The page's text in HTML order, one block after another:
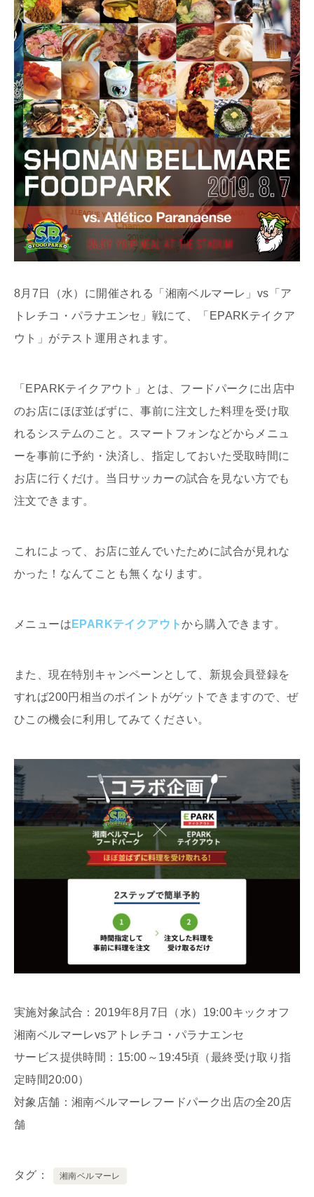
8月7日（水）に開催される「湘南ベルマーレ」vs「ア
トレチコ・パラナエンセ」戦にて、「EPARKテイクア
ウト」がテスト運用されます。
「EPARKテイクアウト」とは、フードパークに出店中
のお店にほぼ並ばずに、事前に注文した料理を受け取
れるシステムのこと。スマートフォンなどからメニュ
ーを事前に予約・決済し、指定しておいた受取時間に
お店に行くだけ。当日サッカーの試合を見ない方でも
注文できます。
これによって、お店に並んでいたために試合が見れな
かった！なんてことも無くなります。
メニューは EPARKテイクアウトから購入できます。
また、現在特別キャンペーンとして、新規会員登録を
すれば200円相当のポイントがゲットできますので、ぜ
ひこの機会に利用してみてください。
実施対象試合：2019年8月7日（水）19:00キックオフ
湘南ベルマーレvsアトレチコ・パラナエンセ
サービス提供時間：15:00～19:45頃（最終受け取り指
定時間20:00）
対象店舗：湘南ベルマーレフードパーク出店の全20店
舗
タグ 湘南ベルマーレ